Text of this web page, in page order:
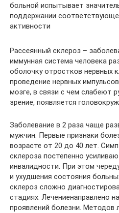
больной испытывает
поддержании
активности
Рассеянный склероз –
иммунная система человека
оболочку отростков нервных
проведение нервных
мозге, в связи с чем слабеют
зрение, появляется
Заболевание в 2 раза чаще
мужчин. Первые признаки
возрасте от 20 до 40 лет.
склероза постепенно
инвалидности. При этом
и ухудшения состояния
склероз сложно
стадиях. Лечениенаправлено
проявлений болезни. Методов